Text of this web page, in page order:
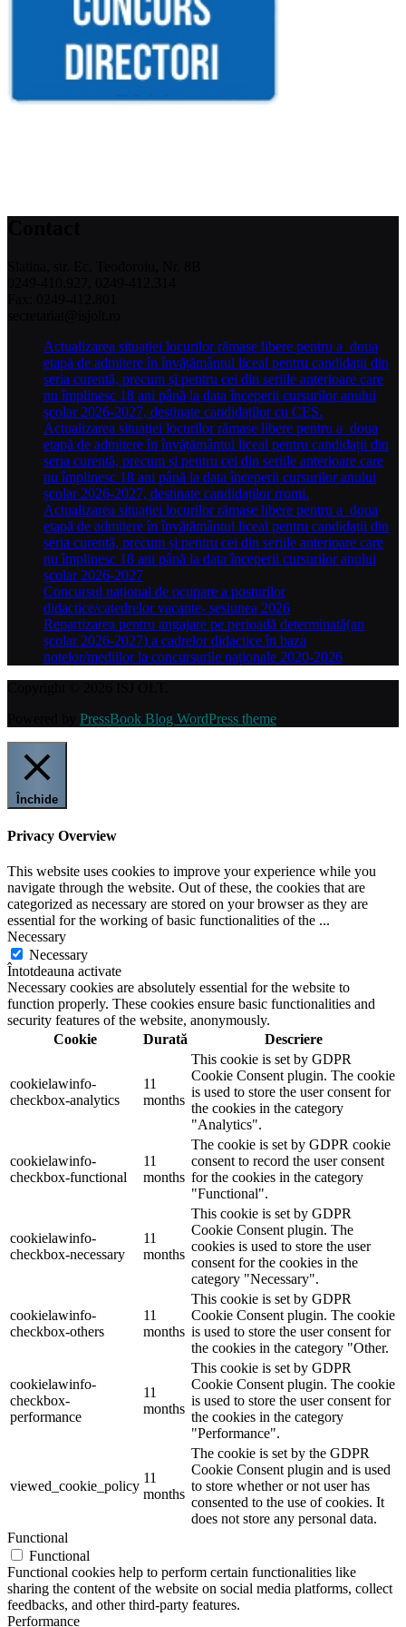
Actualizarea situației locurilor rămase libere pentru a doua
etapă de admitere în învățământul liceal pentru candidații din
seria curentă, precum și pentru cei din seriile anterioare care
nu împlinesc 18 ani până la data începerii cursurilor anului
școlar 2026-2027, destinate candidaților cu CES.
Actualizarea situației locurilor rămase libere pentru a doua
etapă de admitere în învățământul liceal pentru candidații din
seria curentă, precum și pentru cei din seriile anterioare care
nu împlinesc 18 ani până la data începerii cursurilor anului
școlar 2026-2027, destinate candidaților rromi.
Actualizarea situației locurilor rămase libere pentru a doua
etapă de admitere în învățământul liceal pentru candidații din
seria curentă, precum și pentru cei din seriile anterioare care
nu împlinesc 18 ani până la data începerii cursurilor anului
școlar 2026-2027
Concursul național de ocupare a posturilor
didactice/catedrelor vacante- sesiunea 2026
Repartizarea pentru angajare pe perioadă determinată(an
școlar 2026-2027) a cadrelor didactice în baza
notelor/mediilor la concursurile naționale 2020-2026
PressBook Blog WordPress theme
Închide
Privacy Overview
This website uses cookies to improve your experience while you
navigate through the website. Out of these, the cookies that are
categorized as necessary are stored on your browser as they are
essential for the working of basic functionalities of the ...
Necessary
Necessary
Întotdeauna activate
Necessary cookies are absolutely essential for the website to
function properly. These cookies ensure basic functionalities and
security features of the website, anonymously.
Cookie
Durată Descriere
cookielawinfo-
checkbox-analytics
11
months
This cookie is set by GDPR
Cookie Consent plugin. The cookie
is used to store the user consent for
the cookies in the category
"Analytics".
cookielawinfo-
checkbox-functional
11
months
The cookie is set by GDPR cookie
consent to record the user consent
for the cookies in the category
"Functional".
cookielawinfo-
checkbox-necessary
11
months
This cookie is set by GDPR
Cookie Consent plugin. The
cookies is used to store the user
consent for the cookies in the
category "Necessary".
cookielawinfo-
checkbox-others
11
months
This cookie is set by GDPR
Cookie Consent plugin. The cookie
is used to store the user consent for
the cookies in the category "Other.
cookielawinfo-
checkbox-
performance
11
months
This cookie is set by GDPR
Cookie Consent plugin. The cookie
is used to store the user consent for
the cookies in the category
"Performance".
viewed_cookie_policy
11
months
The cookie is set by the GDPR
Cookie Consent plugin and is used
to store whether or not user has
consented to the use of cookies. It
does not store any personal data.
Functional
Functional
Functional cookies help to perform certain functionalities like
sharing the content of the website on social media platforms, collect
feedbacks, and other third-party features.
Performance